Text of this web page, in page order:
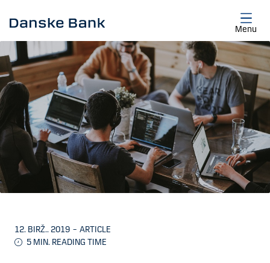
Menu
12. BIRŽ.. 2019 – ARTICLE
5 MIN. READING TIME